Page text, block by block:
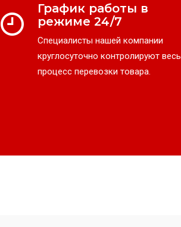
График работы в
режиме 24/7
Специалисты нашей компании
круглосуточно контролируют весь
процесс перевозки товара.